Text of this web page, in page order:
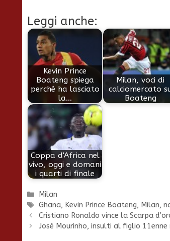
Leggi anche:
Kevin Prince
Boateng spiega
perché ha lasciato
la…
Milan, voci di
calciomercato
Boateng
Coppa d'Africa nel
vivo, oggi e domani
i quarti di finale
Categorie
Milan
Tag
Ghana, Kevin Prince Boateng, Milan,
Cristiano Ronaldo vince la Scarpa
Josè Mourinho, insulti al figlio